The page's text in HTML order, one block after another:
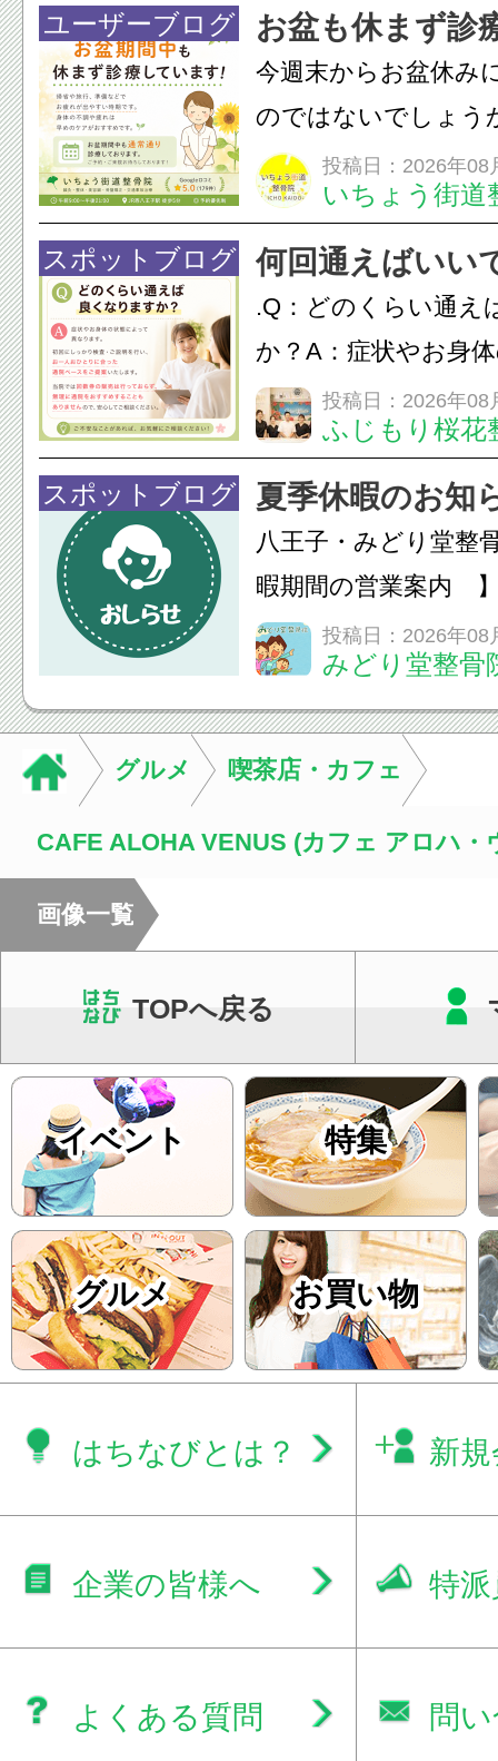
結！数多くの団体が
店街を舞台に最高の
ユーザーブログ お盆も休まず診
今週末からお盆休み
のではないでしょう
長時間の運転などで
痛・足の疲れが出や
いちょう街道整骨院
も通常通り診療して
みの...
投稿日：2026年08
いちょう街道
スポットブログ 何回通えばいい
.Q：どのくらい通え
か？A：症状やお身
異なります。初回に
ご説明を行い、お一
った通院ペースをご
す。当院では回数券
て...
投稿日：2026年08
ふじもり桜花
スポットブログ 夏季休暇のお知
八王子・みどり堂整
暇期間の営業案内
の営業日・休診日を
投稿日：2026年08
みどり堂整骨
グルメ 喫茶店・カフェ
CAFE ALOHA VENUS (カフェ アロハ・
画像一覧
TOPへ戻る
イベント 特集
グルメ お買い物
はちなびとは？ 新
企業の皆様へ 特
よくある質問 問